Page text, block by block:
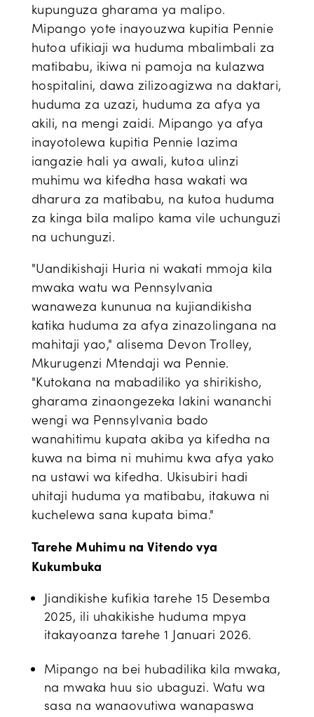
kupunguza gharama ya malipo.
Mipango yote inayouzwa kupitia Pennie
hutoa ufikiaji wa huduma mbalimbali za
matibabu, ikiwa ni pamoja na kulazwa
hospitalini, dawa zilizoagizwa na daktari,
huduma za uzazi, huduma za afya ya
akili, na mengi zaidi. Mipango ya afya
inayotolewa kupitia Pennie lazima
iangazie hali ya awali, kutoa ulinzi
muhimu wa kifedha hasa wakati wa
dharura za matibabu, na kutoa huduma
za kinga bila malipo kama vile uchunguzi
na uchunguzi.
"Uandikishaji Huria ni wakati mmoja kila
mwaka watu wa Pennsylvania
wanaweza kununua na kujiandikisha
katika huduma za afya zinazolingana na
mahitaji yao," alisema Devon Trolley,
Mkurugenzi Mtendaji wa Pennie.
"Kutokana na mabadiliko ya shirikisho,
gharama zinaongezeka lakini wananchi
wengi wa Pennsylvania bado
wanahitimu kupata akiba ya kifedha na
kuwa na bima ni muhimu kwa afya yako
na ustawi wa kifedha. Ukisubiri hadi
uhitaji huduma ya matibabu, itakuwa ni
kuchelewa sana kupata bima."
Tarehe Muhimu na Vitendo vya
Kukumbuka
Jiandikishe kufikia tarehe 15 Desemba
2025, ili uhakikishe huduma mpya
itakayoanza tarehe 1 Januari 2026.
Mipango na bei hubadilika kila mwaka,
na mwaka huu sio ubaguzi. Watu wa
sasa na wanaovutiwa wanapaswa